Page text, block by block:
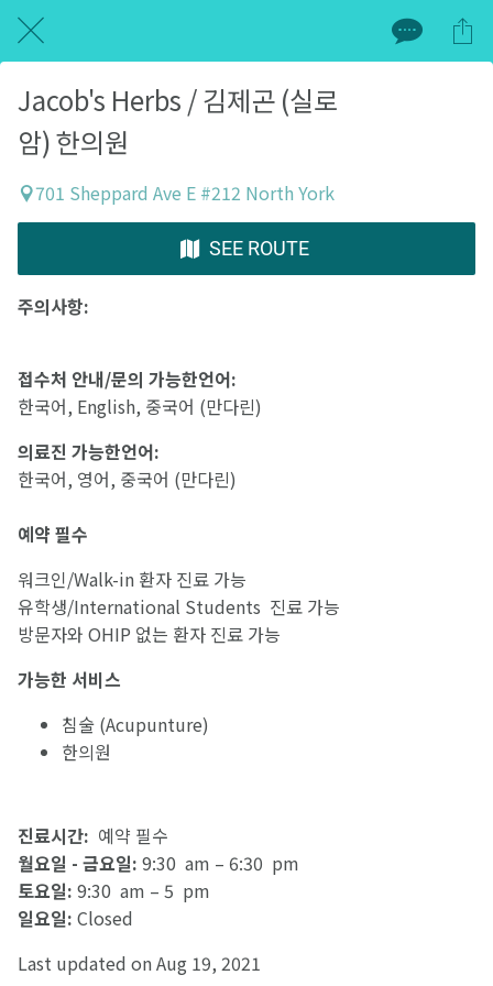
Jacob's Herbs / 김제곤 (실로
암) 한의원
701 Sheppard Ave E #212 North York
SEE ROUTE
주의사항:
접수처 안내/문의 가능한언어:
한국어, English, 중국어 (만다린)
의료진 가능한언어:
한국어, 영어, 중국어 (만다린)
예약 필수
워크인/Walk-in 환자 진료 가능
유학생/International Students 진료 가능
방문자와 OHIP 없는 환자 진료 가능
가능한 서비스
침술 (Acupunture)
한의원
진료시간: 예약 필수
월요일 - 금요일: 9:30 am – 6:30 pm
토요일: 9:30 am – 5 pm
일요일: Closed
Last updated on Aug 19, 2021